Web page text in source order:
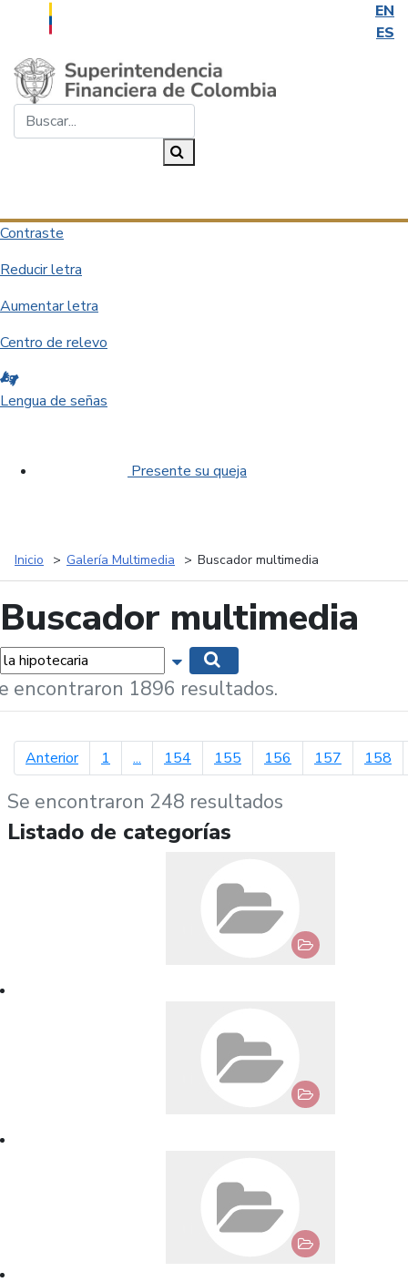
EN
ES
Saltar al contenido principal
Contraste
Reducir letra
Aumentar letra
Centro de relevo
Lengua de señas
Presente su queja
Inicio Galería Multimedia Buscador multimedia
Buscador multimedia
Mostrar opciones de búsqueda
encontraron 1896 resultados.
Anteriorpágina anterior
1 ... 154 155 156 157 158
Se encontraron 248 resultados
Listado de categorías